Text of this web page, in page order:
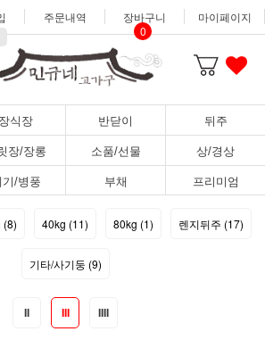
주문내역
장바구니
0
마이페이지
장식장 반닫이 뒤주
장/장롱 소품/선물 상/경상
기/병풍 부채 프리미엄
(8) 40kg (11) 80kg (1) 렌지뒤주 (17)
기타/사기둥 (9)
II III IIII